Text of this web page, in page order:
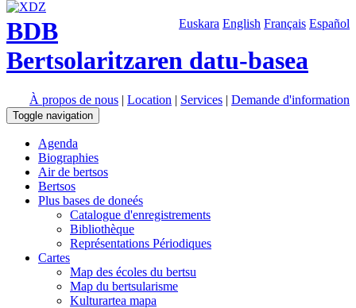
Euskara English Français Español
BDB
Bertsolaritzaren datu-basea
À propos de nous | Location | Services | Demande d'information
Toggle navigation
Agenda
Biographies
Air de bertsos
Bertsos
Plus bases de doneés
Catalogue d'enregistrements
Bibliothèque
Représentations Périodiques
Cartes
Map des écoles du bertsu
Map du bertsularisme
Kulturartea mapa